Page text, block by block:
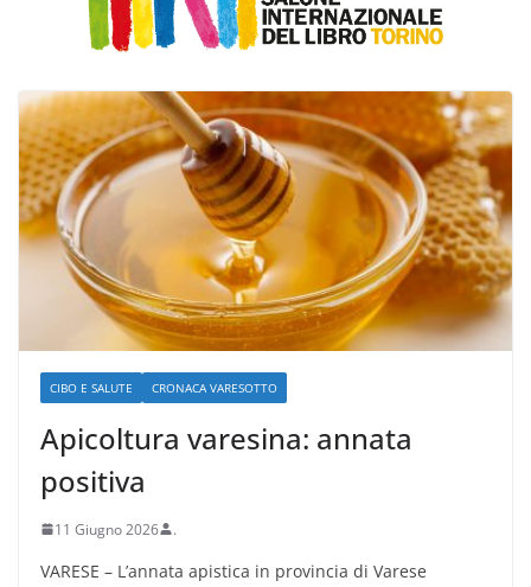
CIBO E SALUTE CRONACA VARESOTTO
Apicoltura varesina: annata
positiva
11 Giugno 2026 .
VARESE – L’annata apistica in provincia di Varese